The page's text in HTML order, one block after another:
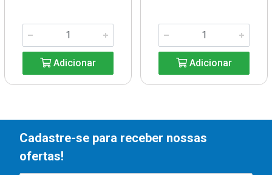
Adicionar Adicionar
Cadastre-se para receber nossas
ofertas!